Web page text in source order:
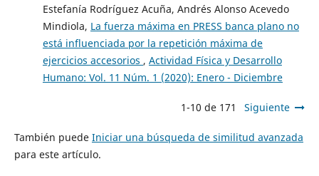
Estefanía Rodríguez Acuña, Andrés Alonso Acevedo
Mindiola, La fuerza máxima en PRESS banca plano no
está influenciada por la repetición máxima de
ejercicios accesorios , Actividad Física y Desarrollo
Humano: Vol. 11 Núm. 1 (2020): Enero - Diciembre
1-10 de 171 Siguiente
También puede Iniciar una búsqueda de similitud avanzada
para este artículo.